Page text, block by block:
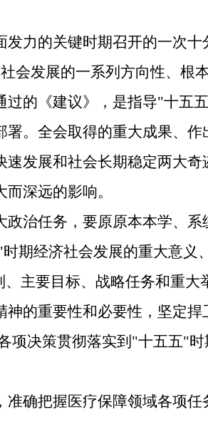
力的关键时期召开的一次十
会发展的一系列方向性、根
过的《建议》，是指导"十五
。全会取得的重大成果、作
发展和社会长期稳定两大奇
深远的影响。
治任务，要原原本本学、系
期经济社会发展的重大意义
主要目标、战略任务和重大
的重要性和必要性，坚定捍
项决策贯彻落实到"十五五"时
确把握医疗保障领域各项任